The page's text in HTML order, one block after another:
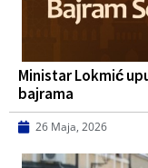
Ministar Lokmić
bajrama
26 Maja, 2026